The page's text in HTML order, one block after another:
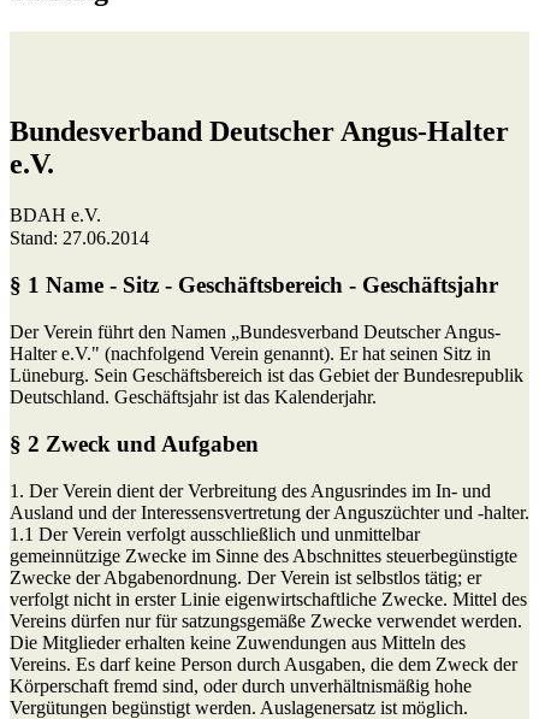
Bundesverband Deutscher Angus-Halter
e.V.
BDAH e.V.
Stand: 27.06.2014
§ 1 Name - Sitz - Geschäftsbereich - Geschäftsjahr
Der Verein führt den Namen „Bundesverband Deutscher Angus-
Halter e.V." (nachfolgend Verein genannt). Er hat seinen Sitz in
Lüneburg. Sein Geschäftsbereich ist das Gebiet der Bundesrepublik
Deutschland. Geschäftsjahr ist das Kalenderjahr.
§ 2 Zweck und Aufgaben
1. Der Verein dient der Verbreitung des Angusrindes im In- und
Ausland und der Interessensvertretung der Anguszüchter und -halter.
1.1 Der Verein verfolgt ausschließlich und unmittelbar
gemeinnützige Zwecke im Sinne des Abschnittes steuerbegünstigte
Zwecke der Abgabenordnung. Der Verein ist selbstlos tätig; er
verfolgt nicht in erster Linie eigenwirtschaftliche Zwecke. Mittel des
Vereins dürfen nur für satzungsgemäße Zwecke verwendet werden.
Die Mitglieder erhalten keine Zuwendungen aus Mitteln des
Vereins. Es darf keine Person durch Ausgaben, die dem Zweck der
Körperschaft fremd sind, oder durch unverhältnismäßig hohe
Vergütungen begünstigt werden. Auslagenersatz ist möglich.